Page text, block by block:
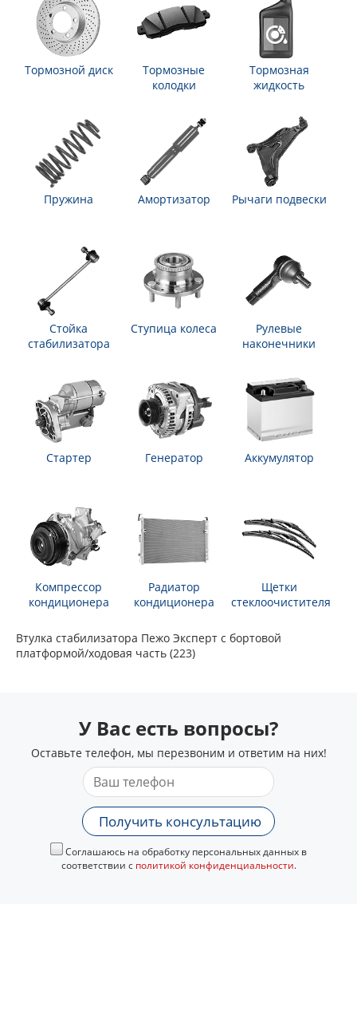
Тормозной диск
Тормозные
колодки
Тормозная
жидкость
Пружина Амортизатор Рычаги подвески
Стойка
стабилизатора
Ступица колеса
Рулевые
наконечники
Стартер Генератор Аккумулятор
Компрессор
кондиционера
Радиатор
кондиционера
Щетки
стеклоочистителя
Втулка стабилизатора Пежо Эксперт c бортовой
платформой/ходовая часть (223)
У Вас есть вопросы?
Оставьте телефон, мы перезвоним и ответим на них!
Получить консультацию
Соглашаюсь на обработку персональных данных в
соответствии с политикой конфиденциальности.